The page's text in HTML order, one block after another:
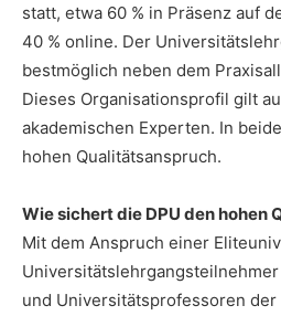
statt, etwa 60 % in Präsenz auf
40 % online. Der
bestmöglich neben dem
Dieses Organisationsprofil gilt
akademischen Experten. In
hohen Qualitätsanspruch.
Wie sichert die DPU den hohen
Mit dem Anspruch einer
und Universitätsprofessoren